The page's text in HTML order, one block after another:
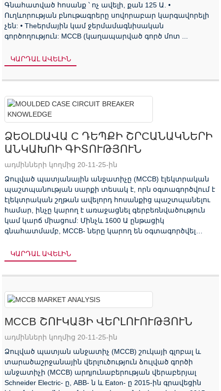
Գնահատված հոսանք ՝ ոչ ավելի, քան 125 Ա. •
Ուղևորության բնութագրերը սովորաբար կարգավորելի
չեն: • Theերմային կամ ջերմամագնիսական
գործողություն: MCCB (կաղապարված գործ մոտ ...
ԿԱՐԴԱԼ ԱՎԵԼԻՆ
ՁԵOLDԱՎԱ C ԴԵՊՔԻ ՇՐCԱՆԱԿՆԵՐԻ
ԱՆԿԱԽՈԻ ԳԻՏՈՒԹՅՈՒՆ
ադմինների կողմից 20-11-25-ին
Ձուլված պատյանային անջատիչը (MCCB) էլեկտրական
պաշտպանության սարքի տեսակ է, որն օգտագործվում է
էլեկտրական շղթան ավելորդ հոսանքից պաշտպանելու
համար, ինչը կարող է առաջացնել գերբեռնվածություն
կամ կարճ միացում: Մինչև 1600 Ա ընթացիկ
գնահատմամբ, MCCB- ները կարող են օգտագործվել
համար ...
ԿԱՐԴԱԼ ԱՎԵԼԻՆ
MCCB ՇՈՒԿԱՅԻ ՎԵՐԼՈՒՈՒԹՅՈՒՆ
ադմինների կողմից 20-11-25-ին
Ձուլված պատյան անջատիչ (MCCB) շուկայի գլոբալ և
տարածաշրջանային վերլուծություն ձուլված գործի
անջատիչի (MCCB) արդյունաբերության վերաբերյալ
Schneider Electric- ը, ABB- ն և Eaton- ը 2015-ին գրավեցին